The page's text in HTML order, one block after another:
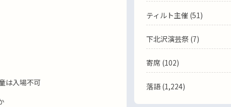
入場不可
ティルト主催 (51)
下北沢演芸祭 (7)
寄席 (102)
落語(1,224)